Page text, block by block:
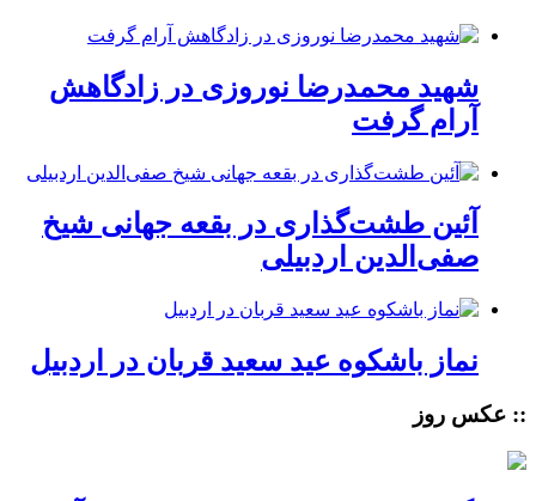
شهید محمدرضا نوروزی در زادگاهش
آرام گرفت
آئین طشت‌گذاری در بقعه جهانی شیخ
صفی‌الدین اردبیلی
نماز باشکوه عید سعید قربان در اردبیل
:: عکس روز